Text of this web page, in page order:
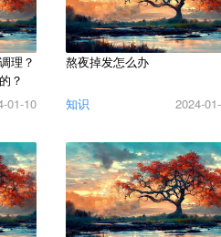
理？
？
01-10
熬夜掉发怎么办
知识 2024-